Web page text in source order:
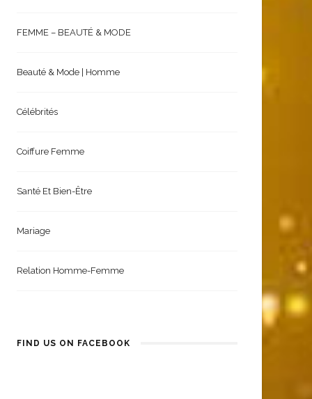
FEMME – BEAUTÉ & MODE
Beauté & Mode | Homme
Célébrités
Coiffure Femme
Santé Et Bien-Être
Mariage
Relation Homme-Femme
FIND US ON FACEBOOK